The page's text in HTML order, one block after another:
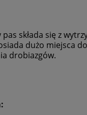
składa się z
dużo miejsca do
drobiazgów.